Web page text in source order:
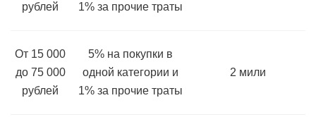
рублей
1% за прочие траты
От 15 000
до 75 000
рублей
5% на покупки в
одной категории и
1% за прочие траты
2 мили